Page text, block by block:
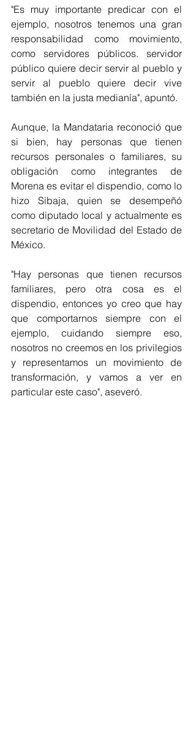
"Es muy importante predicar con el
ejemplo, nosotros tenemos una gran
responsabilidad como movimiento,
como servidores públicos. servidor
público quiere decir servir al pueblo y
servir al pueblo quiere decir vive
también en la justa medianía", apuntó.
Aunque, la Mandataria reconoció que
si bien, hay personas que tienen
recursos personales o familiares, su
obligación como integrantes de
Morena es evitar el dispendio, como lo
hizo Sibaja, quien se desempeñó
como diputado local y actualmente es
secretario de Movilidad del Estado de
México.
"Hay personas que tienen recursos
familiares, pero otra cosa es el
dispendio, entonces yo creo que hay
que comportarnos siempre con el
ejemplo, cuidando siempre eso,
nosotros no creemos en los privilegios
y representamos un movimiento de
transformación, y vamos a ver en
particular este caso", aseveró.